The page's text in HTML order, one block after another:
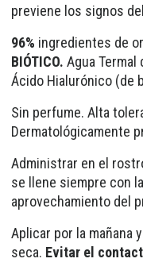
previene los signos
96% ingredientes de
BIÓTICO. Agua
Ácido Hialurónico (de
Sin perfume. Alta
Dermatológicamente
Administrar en el
se llene siempre con
aprovechamiento del
Aplicar por la mañana
seca. Evitar el